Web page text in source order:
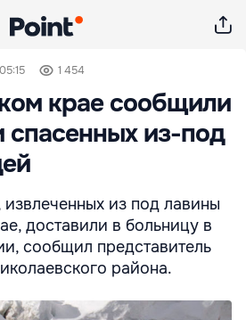
1 454
крае сообщили
спасенных из-под
из под лавины
доставили в больницу в
сообщил представитель
района.